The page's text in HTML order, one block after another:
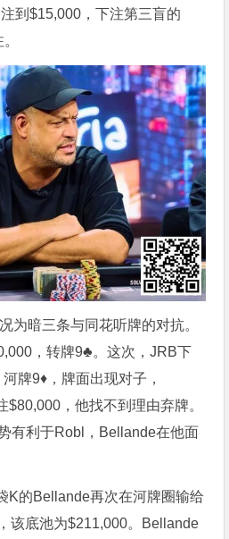
到$15,000，下注第三盲的
为暗三条与同花听牌的对抗。
，转牌9♣。这次，JRB下
牌9♦，牌面出现对子，
，他找不到理由弃牌。
有利于Robl，Bellande在他面
K的Bellande再次在河牌圈输给
该底池为$211,000。Bellande